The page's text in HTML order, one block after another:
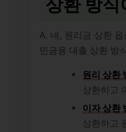
상환 방식
A. 네, 원리금 상환
민금융 대출 상환 방
원리 상환
상환하고
이자 상환
상환하고